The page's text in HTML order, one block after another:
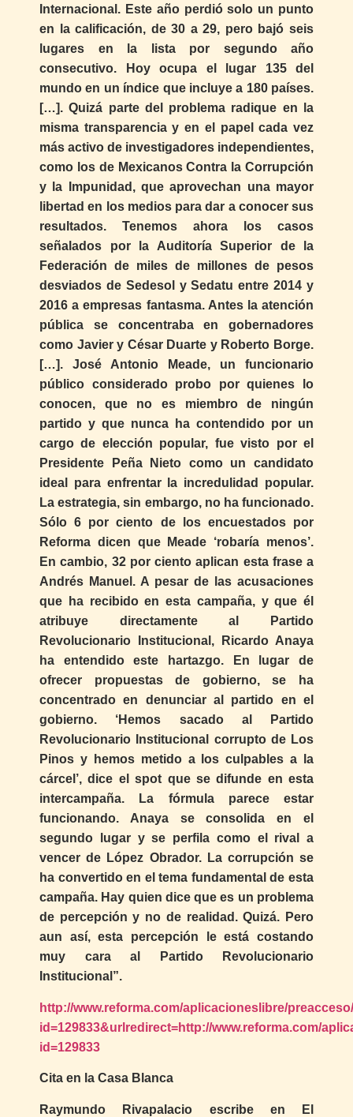
Internacional. Este año perdió solo un punto
en la calificación, de 30 a 29, pero bajó seis
lugares en la lista por segundo año
consecutivo. Hoy ocupa el lugar 135 del
mundo en un índice que incluye a 180 países.
[…]. Quizá parte del problema radique en la
misma transparencia y en el papel cada vez
más activo de investigadores independientes,
como los de Mexicanos Contra la Corrupción
y la Impunidad, que aprovechan una mayor
libertad en los medios para dar a conocer sus
resultados. Tenemos ahora los casos
señalados por la Auditoría Superior de la
Federación de miles de millones de pesos
desviados de Sedesol y Sedatu entre 2014 y
2016 a empresas fantasma. Antes la atención
pública se concentraba en gobernadores
como Javier y César Duarte y Roberto Borge.
[…]. José Antonio Meade, un funcionario
público considerado probo por quienes lo
conocen, que no es miembro de ningún
partido y que nunca ha contendido por un
cargo de elección popular, fue visto por el
Presidente Peña Nieto como un candidato
ideal para enfrentar la incredulidad popular.
La estrategia, sin embargo, no ha funcionado.
Sólo 6 por ciento de los encuestados por
Reforma dicen que Meade ‘robaría menos’.
En cambio, 32 por ciento aplican esta frase a
Andrés Manuel. A pesar de las acusaciones
que ha recibido en esta campaña, y que él
atribuye directamente al Partido
Revolucionario Institucional, Ricardo Anaya
ha entendido este hartazgo. En lugar de
ofrecer propuestas de gobierno, se ha
concentrado en denunciar al partido en el
gobierno. ‘Hemos sacado al Partido
Revolucionario Institucional corrupto de Los
Pinos y hemos metido a los culpables a la
cárcel’, dice el spot que se difunde en esta
intercampaña. La fórmula parece estar
funcionando. Anaya se consolida en el
segundo lugar y se perfila como el rival a
vencer de López Obrador. La corrupción se
ha convertido en el tema fundamental de esta
campaña. Hay quien dice que es un problema
de percepción y no de realidad. Quizá. Pero
aun así, esta percepción le está costando
muy cara al Partido Revolucionario
Institucional”.
http://www.reforma.com/aplicacioneslibre/
id=129833&urlredirect=http://www.reforma.com/
id=129833
Cita en la Casa Blanca
Raymundo Rivapalacio escribe en El